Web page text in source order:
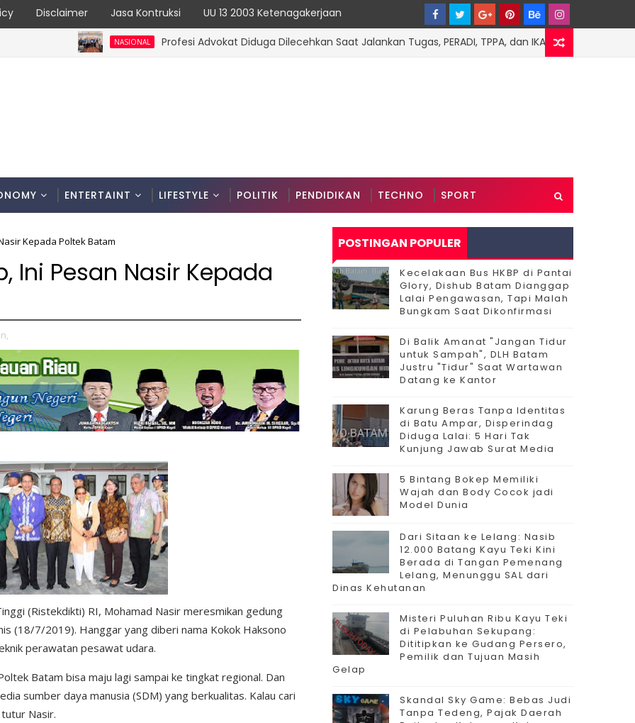
Disclaimer Jasa Kontruksi UU 13 2003 Ketenagakerjaan
NASIONAL Profesi Advokat Diduga Dilecehkan Saat Jalankan Tugas, PERADI, TPPA, dan IKADIN Desak Penegakan
ENTERTAINT LIFESTYLE POLITIK PENDIDIKAN TECHNO SPORT
Kepada Poltek Batam
Ini Pesan Nasir Kepada
(Ristekdikti) RI, Mohamad Nasir meresmikan gedung
(18/7/2019). Hanggar yang diberi nama Kokok Haksono
perawatan pesawat udara.
Batam bisa maju lagi sampai ke tingkat regional. Dan
sumber daya manusia (SDM) yang berkualitas. Kalau cari
Nasir.
POSTINGAN POPULER
Kecelakaan Bus HKBP di Pantai
Glory, Dishub Batam Dianggap
Lalai Pengawasan, Tapi Malah
Bungkam Saat Dikonfirmasi
Di Balik Amanat "Jangan Tidur
untuk Sampah", DLH Batam
Justru "Tidur" Saat Wartawan
Datang ke Kantor
Karung Beras Tanpa Identitas
di Batu Ampar, Disperindag
Diduga Lalai: 5 Hari Tak
Kunjung Jawab Surat Media
5 Bintang Bokep Memiliki
Wajah dan Body Cocok jadi
Model Dunia
Dari Sitaan ke Lelang: Nasib
12.000 Batang Kayu Teki Kini
Berada di Tangan Pemenang
Lelang, Menunggu SAL dari
Dinas Kehutanan
Misteri Puluhan Ribu Kayu Teki
di Pelabuhan Sekupang:
Dititipkan ke Gudang Persero,
Pemilik dan Tujuan Masih
Gelap
Skandal Sky Game: Bebas Judi
Tanpa Tedeng, Pajak Daerah